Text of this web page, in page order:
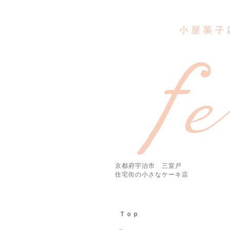
京都府宇治市 三室戸
住宅街の小さなケーキ店
Ｔｏｐ